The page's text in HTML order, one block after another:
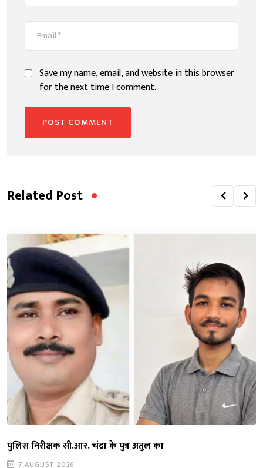
Save my name, email, and website in this browser
for the next time I comment.
Related Post
पुलिस निरीक्षक सी.आर. चंद्रा के पुत्र अतुल का
7 AUGUST 2026